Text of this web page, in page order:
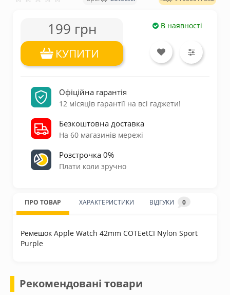
199 грн В наявності
КУПИТИ
Офіційна гарантія
12 місяців гарантії на всі гаджети!
Безкоштовна доставка
На 60 магазинів мережі
Розстрочка 0%
Плати коли зручно
ПРО ТОВАР ХАРАКТЕРИСТИКИ ВІДГУКИ 0
Ремешок Apple Watch 42mm COTEetCI Nylon Sport
Purple
Рекомендовані товари